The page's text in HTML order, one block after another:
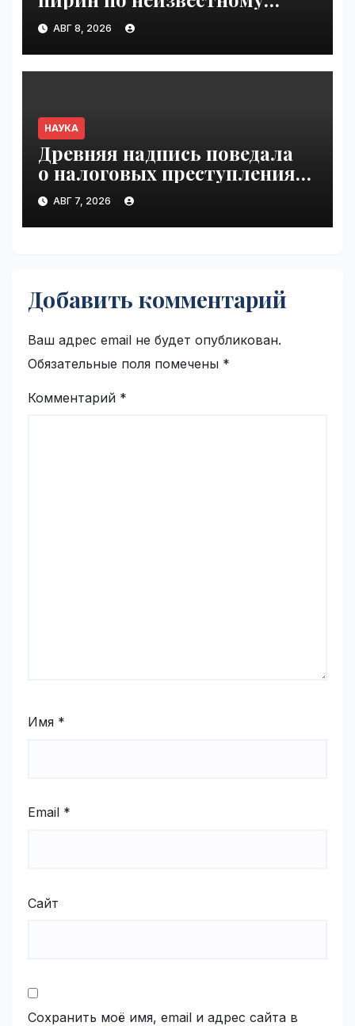
ранее механизму | VseTime.ru
АВГ 8, 2026
НАУКА
Древняя надпись поведала
о налоговых преступлениях |
VseTime.ru
АВГ 7, 2026
Добавить комментарий
Ваш адрес email не будет опубликован.
Обязательные поля помечены *
Комментарий *
Имя *
Email *
Сайт
Сохранить моё имя, email и адрес сайта в